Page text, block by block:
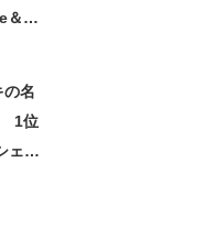
＆
の名
1位
ェー